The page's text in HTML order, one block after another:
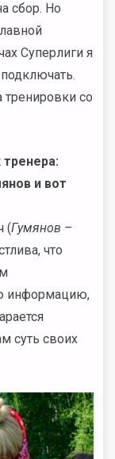
сбор. Но
Суперлиги я
со
тренера:
и вот
(Гумянов –
что
информацию,
суть своих